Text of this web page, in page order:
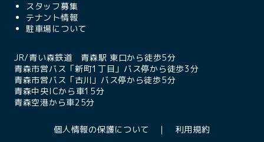
スタッフ募集
テナント情報
駐車場について
JR/青い森鉄道 青森駅 東口から徒歩5分
青森市営バス「新町1丁目」バス停から徒歩3分
青森市営バス「古川」バス停から徒歩5分
青森中央ICから車15分
青森空港から車25分
個人情報の保護について 利用規約